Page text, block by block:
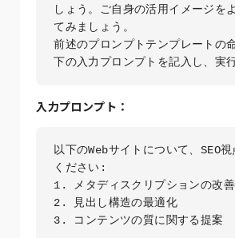
しょう。ご自身の活用イメージを
てみましょう。
前述のプロンプトテンプレートの
下の入力プロンプトを記入し、実
入力プロンプト：
以下のWebサイトについて、SEO
ください:
1. メタディスクリプションの改
2. 見出し構造の最適化
3. コンテンツの質に関する提案